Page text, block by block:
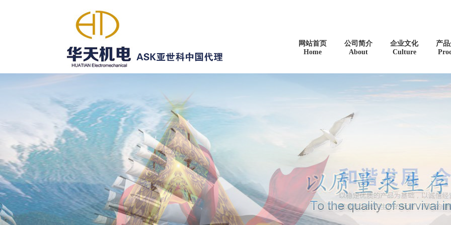
网站首页
Home
公司简介
About
企业文化
Culture
产